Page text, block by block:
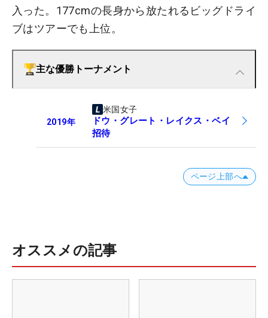
入った。177cmの長身から放たれるビッグドライ
ブはツアーでも上位。
主な優勝トーナメント
2019年
米国女子
ドウ・グレート・レイクス・ベイ
招待
ページ上部へ
オススメの記事